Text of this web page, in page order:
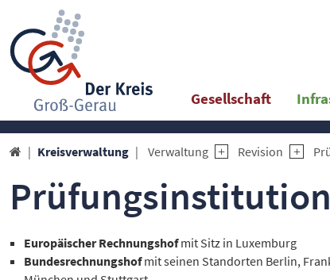
Gesellschaft
 Kreisverwaltung Verwaltung Revision
Europäischer Rechnungshofmit Sitz in Luxemburg
Bundesrechnungshofmit seinen Standorten Berlin,